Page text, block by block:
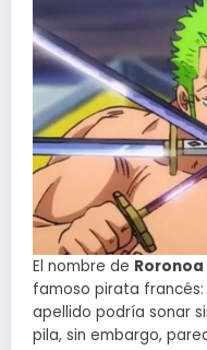
El nombre de Roronoa
famoso pirata francés:
apellido podría sonar
pila, sin embargo,